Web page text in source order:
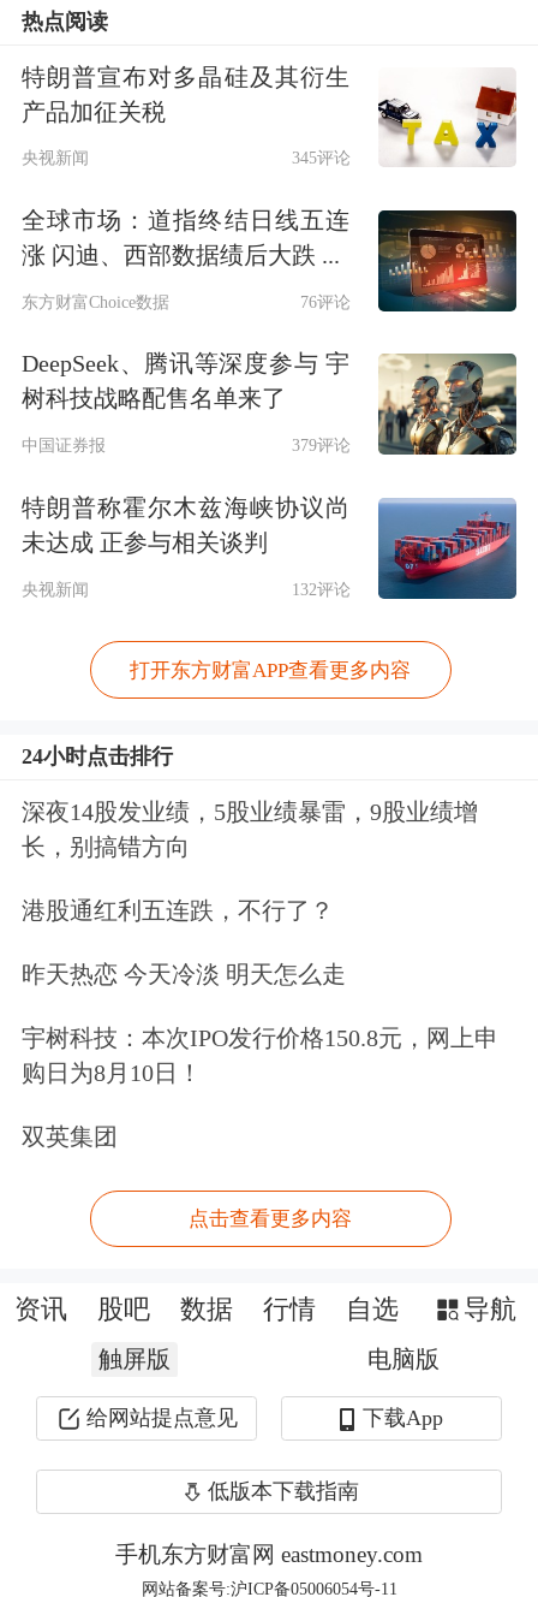
易提供集中履约保障”。这从供给侧为
期货市场提供了有力的制度支持，有利
于期货市场信用体系建设，有利于防范
市场风险。
□《期货和衍生品法》明确了中国期货
市场监控中心的法律地位；肯定了中国
将我国期货市场借鉴国际经验，立足国
情的实践内容进行了制度化安排；消除
测监控机构可能遇到的国际法律风险和
诉讼的隐患。
《中华人民共和国期货和衍生品法》
(以下简称《期货和衍生品法》)最近颁
布。这是一部借鉴国际先进经验、紧密
结合中国国情，通过相关各方博弈，兼
收并蓄多种意见、求同存异平衡各方利
益的基础上完成的法律。《期货和衍生
要，颁布实施是深化金融供给侧结构性
改革，强化社会主义市场经济体制的一
件大事，将对建设规范、透明、开放、
有活力、有韧性的资本市场产生巨大的
促进作用，将更加有力地提高期货和衍
生品市场服务我国经济高质量发展的能
从20世纪90年代初，全国人大开始酝酿
起草这部法律到现在，耗时30余年，历
实践，着重从交易者、中央对手方结算
制度、期货市场监控中心三大关键点的
热点阅读
特朗普宣布对多晶硅及其衍生
产品加征关税
央视新闻 345评论
全球市场：道指终结日线五连
涨 闪迪、西部数据绩后大跌 ...
东方财富Choice数据 76评论
DeepSeek、腾讯等深度参与 宇
树科技战略配售名单来了
中国证券报 379评论
特朗普称霍尔木兹海峡协议尚
未达成 正参与相关谈判
央视新闻 132评论
打开东方财富APP查看更多内容
24小时点击排行
深夜14股发业绩，5股业绩暴雷，9股业绩增
长，别搞错方向
港股通红利五连跌，不行了？
昨天热恋 今天冷淡 明天怎么走
宇树科技：本次IPO发行价格150.8元，网上申
购日为8月10日！
双英集团
点击查看更多内容
资讯 股吧 数据 行情 自选 导航
触屏版 电脑版
给网站提点意见 下载App
低版本下载指南
手机东方财富网 eastmoney.com
网站备案号:沪ICP备05006054号-11